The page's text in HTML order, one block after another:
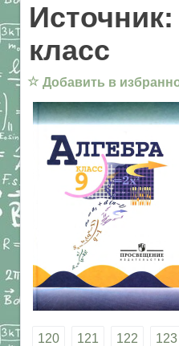
класс
☆ Добавить в
120 121 122 123